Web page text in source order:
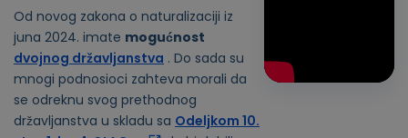
Od novog zakona o naturalizaciji iz
juna 2024. imate mogućnost
dvojnog državljanstva . Do sada su
mnogi podnosioci zahteva morali da
se odreknu svog prethodnog
državljanstva u skladu sa Odeljkom 10.